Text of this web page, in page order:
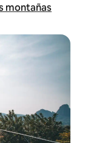
montañas